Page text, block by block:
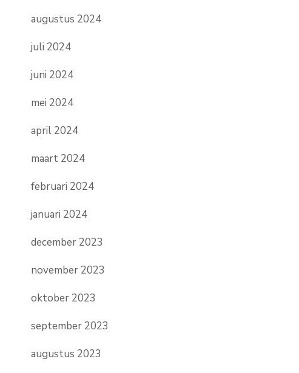
augustus 2024
juli 2024
juni 2024
mei 2024
april 2024
maart 2024
februari 2024
januari 2024
december 2023
november 2023
oktober 2023
september 2023
augustus 2023